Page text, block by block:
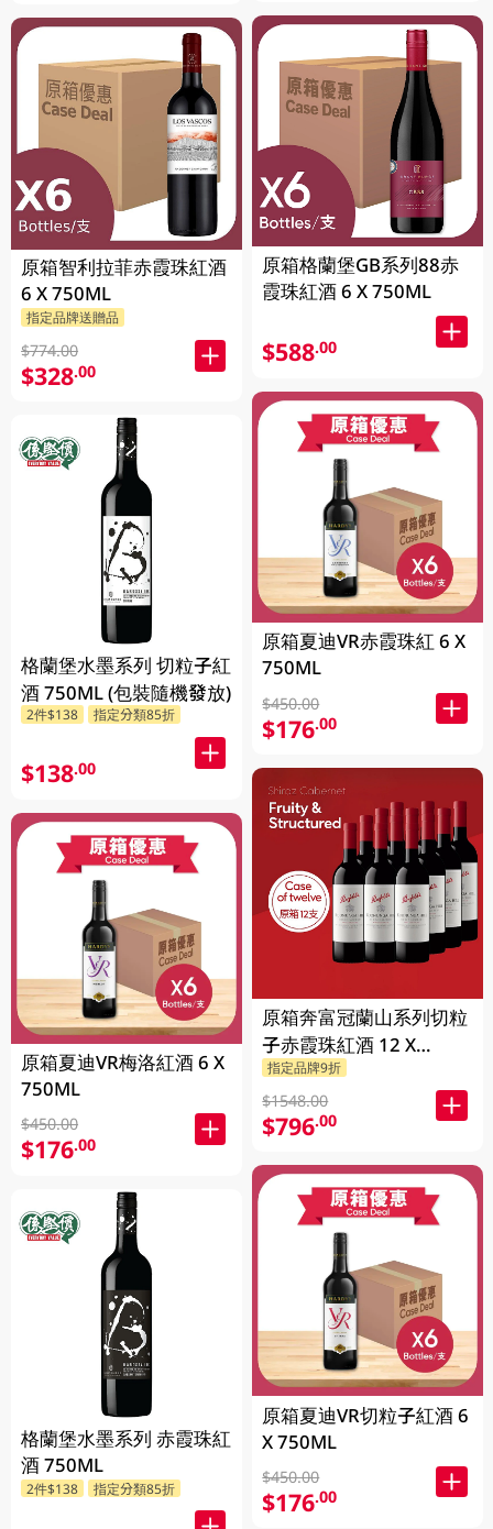
原箱智利拉菲赤霞珠紅酒
6 X 750ML
指定品牌送贈品
$774.00
$328.00
格蘭堡水墨系列 切粒子紅
酒 750ML (包裝隨機發放)
2件$138 指定分類85折
$138.00
原箱夏迪VR梅洛紅酒 6 X
750ML
$450.00
$176.00
格蘭堡水墨系列 赤霞珠紅
酒 750ML
2件$138 指定分類85折
原箱格蘭堡GB系列88赤
霞珠紅酒 6 X 750ML
$588.00
原箱夏迪VR赤霞珠紅 6 X
750ML
$450.00
$176.00
原箱奔富冠蘭山系列切粒
子赤霞珠紅酒 12 X
750ML
指定品牌9折
$1548.00
$796.00
原箱夏迪VR切粒子紅酒 6
X 750ML
$450.00
$176.00